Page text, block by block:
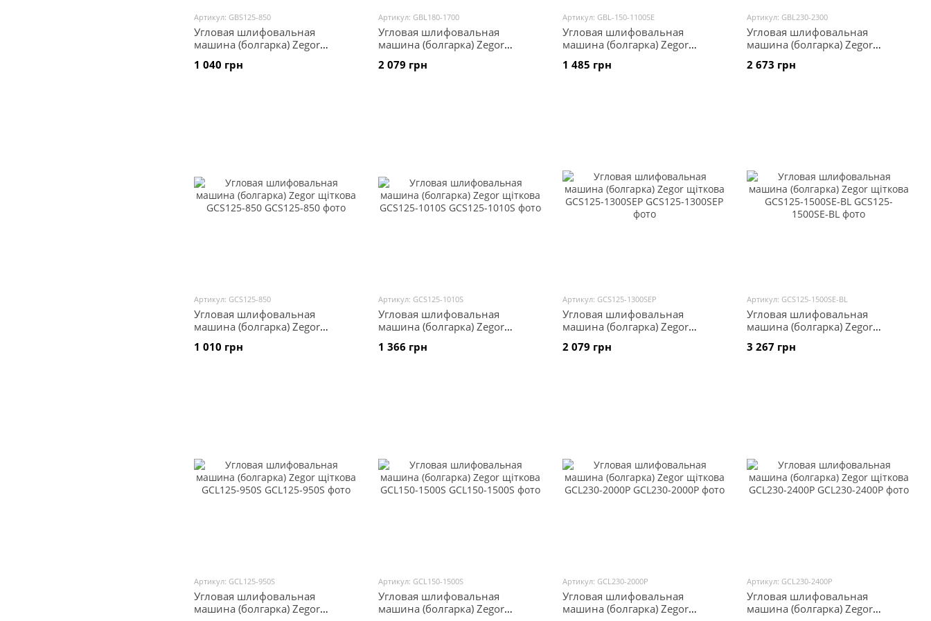
Артикул: GBS125-850
Угловая шлифовальная
машина (болгарка) Zegor
1 040 грн
Артикул: GBL180-1700
Угловая шлифовальная
машина (болгарка) Zegor
2 079 грн
Артикул: GBL-150-1100SE
Угловая шлифовальная
машина (болгарка) Zegor
1 485 грн
Артикул: GBL230-2300
Угловая шлифовальная
машина (болгарка) Zegor
2 673 грн
Артикул: GCS125-850
Угловая шлифовальная
машина (болгарка) Zegor
1 010 грн
Артикул: GCS125-1010S
Угловая шлифовальная
машина (болгарка) Zegor
1 366 грн
Артикул: GCS125-1300SEP
Угловая шлифовальная
машина (болгарка) Zegor
2 079 грн
Артикул: GCS125-1500SE-BL
Угловая шлифовальная
машина (болгарка) Zegor
3 267 грн
Артикул: GCL125-950S
Угловая шлифовальная
машина (болгарка) Zegor
Артикул: GCL150-1500S
Угловая шлифовальная
машина (болгарка) Zegor
Артикул: GCL230-2000P
Угловая шлифовальная
машина (болгарка) Zegor
Артикул: GCL230-2400P
Угловая шлифовальная
машина (болгарка) Zegor